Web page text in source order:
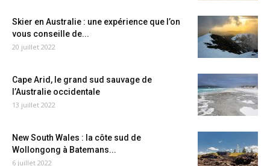
Skier en Australie : une expérience que l’on
vous conseille de...
20 juillet 2022
Cape Arid, le grand sud sauvage de
l’Australie occidentale
13 juillet 2022
New South Wales : la côte sud de
Wollongong à Batemans...
6 juillet 2022